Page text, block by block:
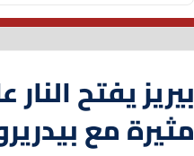
بيريز يفتح
مثيرة مع